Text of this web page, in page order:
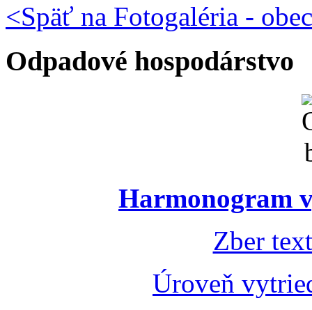
<Späť na Fotogaléria - obec
Odpadové hospodárstvo
Harmonogram
Zber
Úroveň